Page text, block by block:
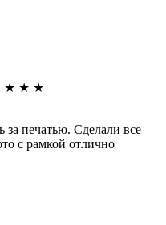
★ ★ ★
за печатью. Сделали все
с рамкой отлично